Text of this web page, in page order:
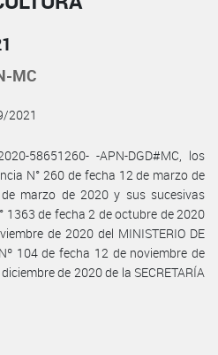
MC
2021
58651260- -APN-DGD#MC, los
N° 260 de fecha 12 de marzo de
marzo de 2020 y sus sucesivas
1363 de fecha 2 de octubre de 2020
de 2020 del MINISTERIO DE
104 de fecha 12 de noviembre de
de 2020 de la SECRETARÍA